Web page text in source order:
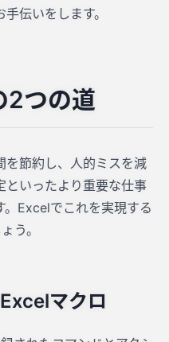
伝いをします。
2つの道
を節約し、人的ミスを減
といったより重要な仕事
。Excelでこれを実現する
う。
マクロ